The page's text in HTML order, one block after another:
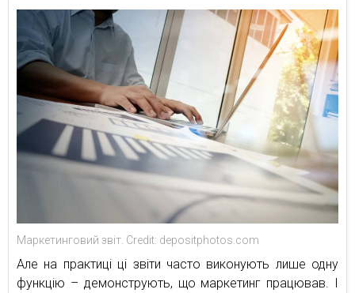
Маркетинговий звіт. Credit: depositphotos.com
Але на практиці ці звіти часто виконують лише одну
функцію – демонструють, що маркетинг працював. І